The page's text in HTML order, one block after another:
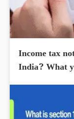
Income tax
India? What